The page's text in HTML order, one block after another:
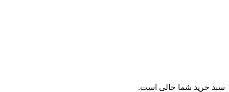
سبد خرید شما خالی است.